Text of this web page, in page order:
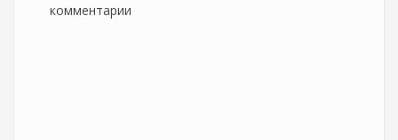
комментарии